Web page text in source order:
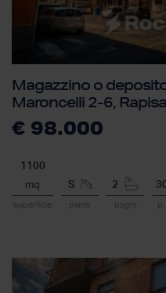
Magazzino o
Maroncelli 2-6,
€ 98.000
1100
mq
superficie
S
piano
2
bagni